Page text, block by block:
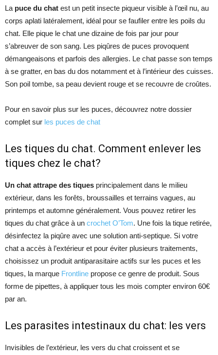
La puce du chat est un petit insecte piqueur visible à l’œil nu, au
corps aplati latéralement, idéal pour se faufiler entre les poils du
chat. Elle pique le chat une dizaine de fois par jour pour
s’abreuver de son sang. Les piqûres de puces provoquent
démangeaisons et parfois des allergies. Le chat passe son temps
à se gratter, en bas du dos notamment et à l’intérieur des cuisses.
Son poil tombe, sa peau devient rouge et se recouvre de croûtes.
Pour en savoir plus sur les puces, découvrez notre dossier
complet sur les puces de chat
Les tiques du chat. Comment enlever les
tiques chez le chat?
Un chat attrape des tiques principalement dans le milieu
extérieur, dans les forêts, broussailles et terrains vagues, au
printemps et automne généralement. Vous pouvez retirer les
tiques du chat grâce à un crochet O’Tom. Une fois la tique retirée,
désinfectez la piqûre avec une solution anti-septique. Si votre
chat a accès à l’extérieur et pour éviter plusieurs traitements,
choisissez un produit antiparasitaire actifs sur les puces et les
tiques, la marque Frontline propose ce genre de produit. Sous
forme de pipettes, à appliquer tous les mois compter environ 60€
par an.
Les parasites intestinaux du chat: les vers
Invisibles de l’extérieur, les vers du chat croissent et se